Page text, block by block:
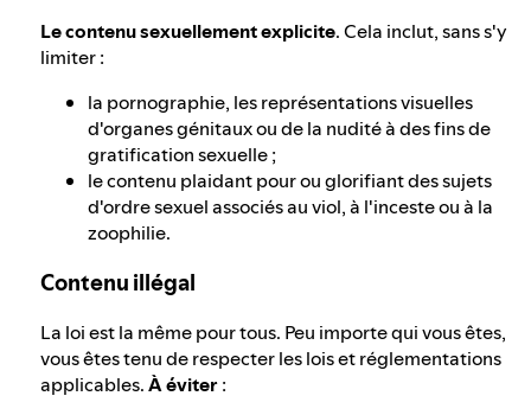
Le contenu sexuellement explicite. Cela inclut, sans s'y
limiter :
la pornographie, les représentations visuelles
d'organes génitaux ou de la nudité à des fins de
gratification sexuelle ;
le contenu plaidant pour ou glorifiant des sujets
d'ordre sexuel associés au viol, à l'inceste ou à la
zoophilie.
Contenu illégal
La loi est la même pour tous. Peu importe qui vous êtes,
vous êtes tenu de respecter les lois et réglementations
applicables.À éviter: